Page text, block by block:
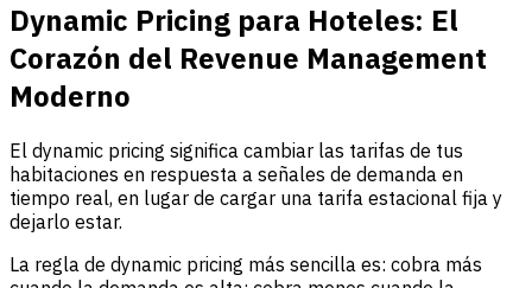
Dynamic Pricing para Hoteles: El
Corazón del Revenue Management
Moderno
El dynamic pricing significa cambiar las tarifas de tus
habitaciones en respuesta a señales de demanda en
tiempo real, en lugar de cargar una tarifa estacional fija y
dejarlo estar.
La regla de dynamic pricing más sencilla es: cobra más